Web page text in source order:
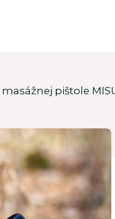
pištole